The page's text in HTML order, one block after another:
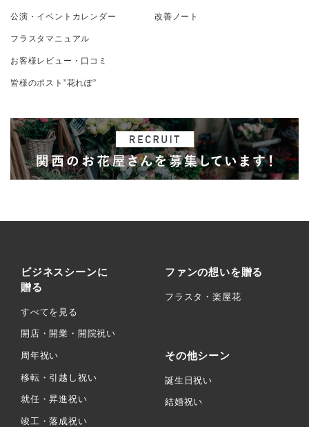
公演・イベントカレンダー
フラスタマニュアル
お客様レビュー・口コミ
皆様のポスト”花れぽ”
改善ノート
ビジネスシーンに
贈る
すべてを見る
開店・開業・開院祝い
周年祝い
移転・引越し祝い
就任・昇進祝い
竣工・落成祝い
ファンの想いを贈る
フラスタ・楽屋花
その他シーン
誕生日祝い
結婚祝い